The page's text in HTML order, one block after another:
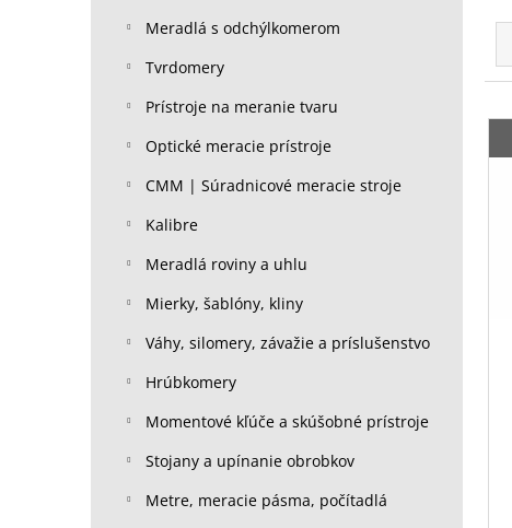
Meradlá s odchýlkomerom
Tvrdomery
Prístroje na meranie tvaru
Optické meracie prístroje
CMM | Súradnicové meracie stroje
Kalibre
Meradlá roviny a uhlu
Mierky, šablóny, kliny
Váhy, silomery, závažie a príslušenstvo
Hrúbkomery
Momentové kľúče a skúšobné prístroje
Stojany a upínanie obrobkov
Metre, meracie pásma, počítadlá
R
d
i
V